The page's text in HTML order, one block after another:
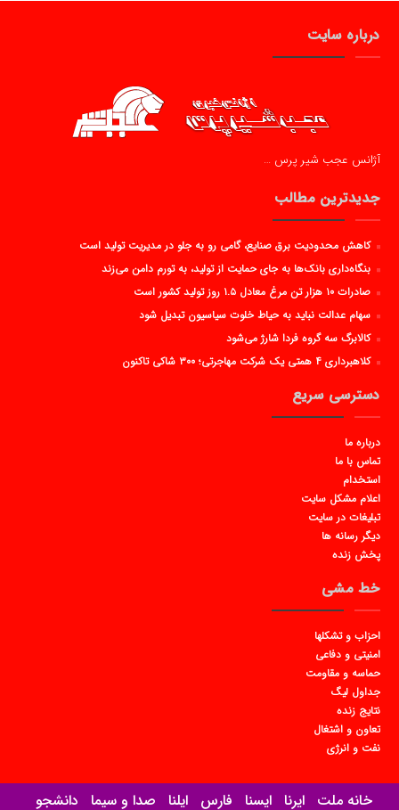
درباره سایت
آژانس عجب شیر پرس …
جدیدترین مطالب
کاهش محدودیت برق صنایع، گامی رو به جلو در مدیریت تولید است
بنگاه‌داری بانک‌ها به جای حمایت از تولید، به تورم دامن می‌زند
صادرات ۱۰ هزار تن مرغ معادل ۱.۵ روز تولید کشور است
سهام عدالت نباید به حیاط خلوت سیاسیون تبدیل شود
کالابرگ سه گروه فردا شارژ می‌شود
کلاهبرداری ۴ همتی یک شرکت مهاجرتی؛ ۳۰۰ شاکی تاکنون
دسترسی سریع
درباره ما
تماس با ما
استخدام
اعلام مشکل سایت
تبلیغات در سایت
دیگر رسانه ها
پخش زنده
خط مشی
احزاب و تشکلها
امنیتی و دفاعی
حماسه و مقاومت
جداول لیگ
نتایج زنده
تعاون و اشتغال
نفت و انرژی
خانه ملت ایرنا ایسنا فارس ایلنا صدا و سیما دانشجو